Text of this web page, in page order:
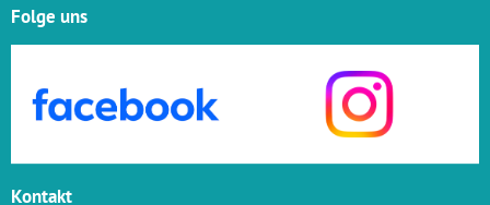
Online - Streitbeilegung
Verkauf von alkoholischen Produkten
Folge uns
Kontakt